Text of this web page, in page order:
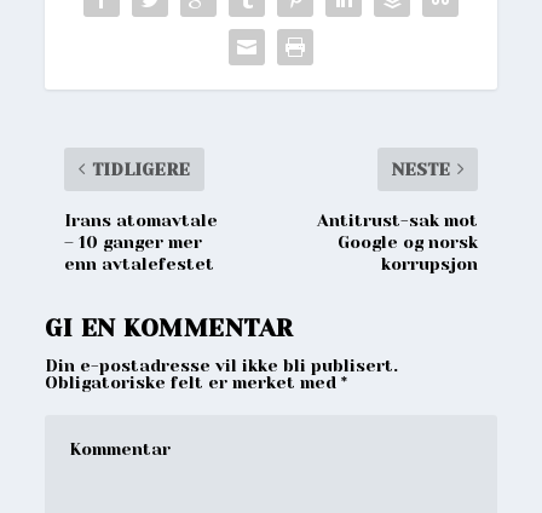
TIDLIGERE
Irans atomavtale
– 10 ganger mer
enn avtalefestet
NESTE
Antitrust-sak mot
Google og norsk
korrupsjon
GI EN KOMMENTAR
Din e-postadresse vil ikke bli publisert.
Obligatoriske felt er merket med*